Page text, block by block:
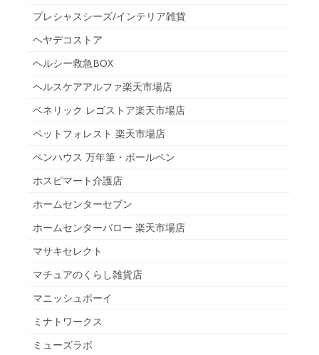
プレシャスシーズ/インテリア雑貨
ヘヤデコストア
ヘルシー救急BOX
ヘルスケアアルファ楽天市場店
ベネリック レゴストア楽天市場店
ペットフォレスト 楽天市場店
ペンハウス 万年筆・ボールペン
ホスピマート介護店
ホームセンターセブン
ホームセンターバロー 楽天市場店
マサキセレクト
マチュアのくらし雑貨店
マニッシュボーイ
ミナトワークス
ミューズラボ